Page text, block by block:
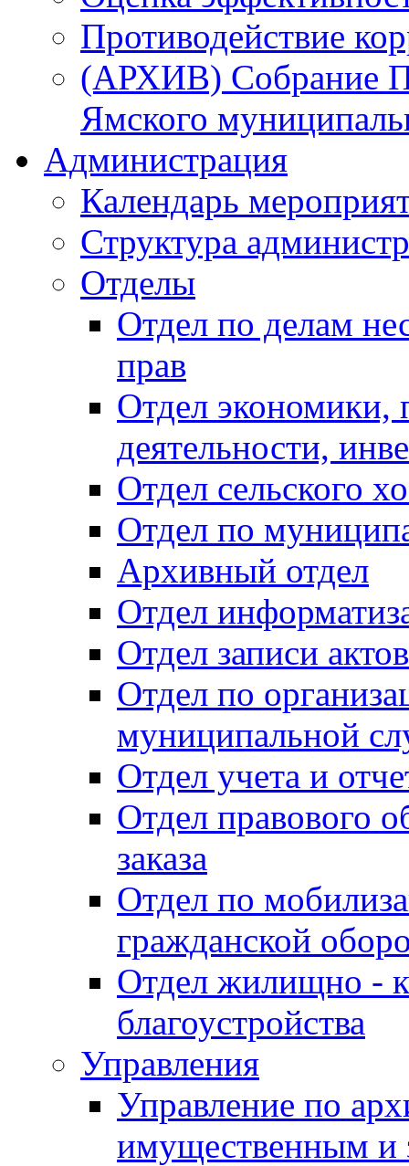
Противодействие
(АРХИВ) Собрание
Ямского
Администрация
Календарь
Структура
Отделы
Отдел по делам
прав
Отдел экономики,
деятельности,
Отдел сельского
Отдел по
Архивный отдел
Отдел
Отдел записи
Отдел по
муниципальной
Отдел учета и
Отдел правового
заказа
Отдел по
гражданской
Отдел жилищно -
благоустройства
Управления
Управление по
имущественным и